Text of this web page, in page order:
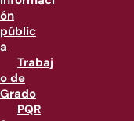
ón
públic
a
Trabaj
o de
Grado
PQR